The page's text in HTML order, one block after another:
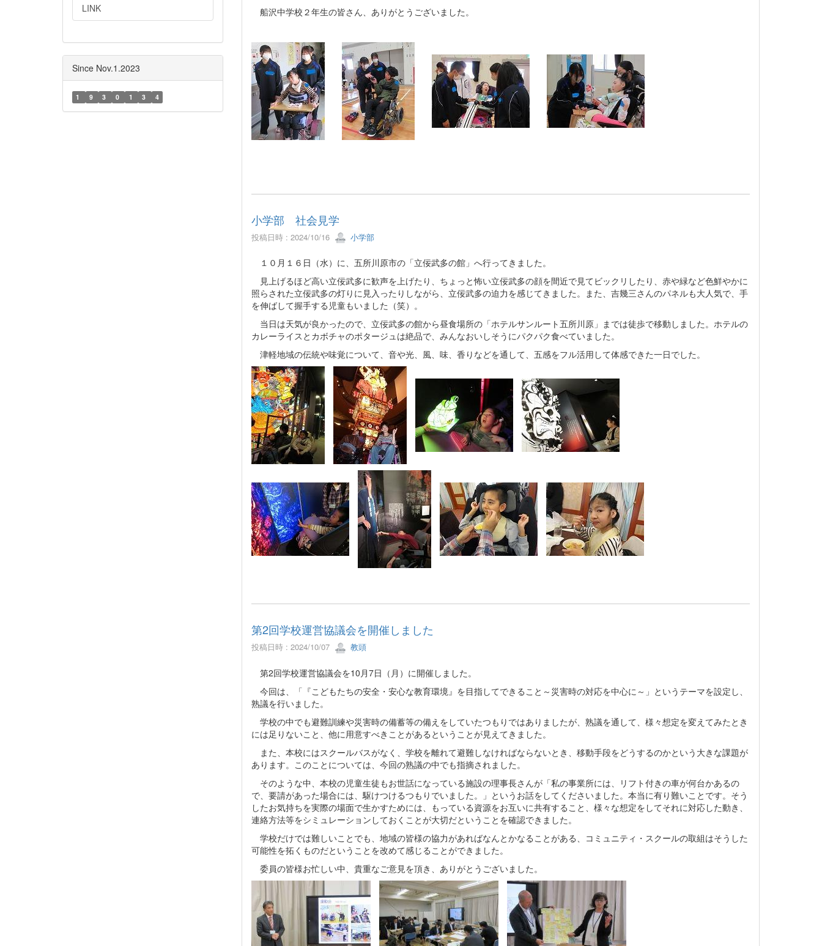
船沢中学校２年生の皆さん、ありがとうございました。
小学部 社会見学
投稿日時 : 2024/10/16 小学部
１０月１６日（水）に、五所川原市の「立佞武多の館」へ行ってきました。
見上げるほど高い立佞武多に歓声を上げたり、ちょっと怖い立佞武多の顔を間近で見てビックリしたり、赤や緑など色鮮やかに
照らされた立佞武多の灯りに見入ったりしながら、立佞武多の迫力を感じてきました。また、吉幾三さんのパネルも大人気で、手
を伸ばして握手する児童もいました（笑）。
当日は天気が良かったので、立佞武多の館から昼食場所の「ホテルサンルート五所川原」までは徒歩で移動しました。ホテルの
カレーライスとカボチャのポタージュは絶品で、みんなおいしそうにパクパク食べていました。
津軽地域の伝統や味覚について、音や光、風、味、香りなどを通して、五感をフル活用して体感できた一日でした。
第2回学校運営協議会を開催しました
投稿日時 : 2024/10/07 教頭
第2回学校運営協議会を10月7日（月）に開催しました。
今回は、「『こどもたちの安全・安心な教育環境』を目指してできること～災害時の対応を中心に～」というテーマを設定し、
熟議を行いました。
学校の中でも避難訓練や災害時の備蓄等の備えをしていたつもりではありましたが、熟議を通して、様々想定を変えてみたとき
には足りないこと、他に用意すべきことがあるということが見えてきました。
また、本校にはスクールバスがなく、学校を離れて避難しなければならないとき、移動手段をどうするのかという大きな課題が
あります。このことについては、今回の熟議の中でも指摘されました。
そのような中、本校の児童生徒もお世話になっている施設の理事長さんが「私の事業所には、リフト付きの車が何台かあるの
で、要請があった場合には、駆けつけるつもりでいました。」というお話をしてくださいました。本当に有り難いことです。そう
したお気持ちを実際の場面で生かすためには、もっている資源をお互いに共有すること、様々な想定をしてそれに対応した動き、
連絡方法等をシミュレーションしておくことが大切だということを確認できました。
学校だけでは難しいことでも、地域の皆様の協力があればなんとかなることがある、コミュニティ・スクールの取組はそうした
可能性を拓くものだということを改めて感じることができました。
委員の皆様お忙しい中、貴重なご意見を頂き、ありがとうございました。
LINK
Since Nov.1.2023
1 9 3 0 1 3 4